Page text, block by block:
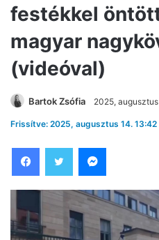
festékkel
magyar
(videóval)
Bartok Zsófia 2025,
Frissítve: 2025, augusztus 14. 13:42